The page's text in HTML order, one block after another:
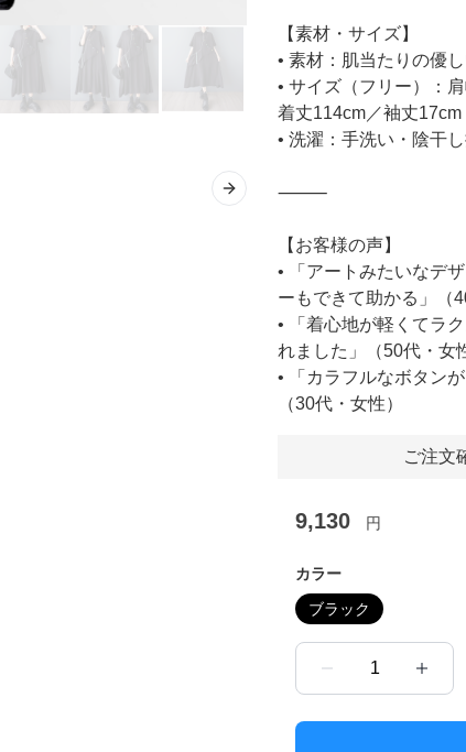
Next slide
【素材・サイズ】
• 素材：肌当たりの優
• サイズ（フリー）：
着丈114cm／袖丈17cm
• 洗濯：手洗い・陰干
⸻
【お客様の声】
• 「アートみたいなデ
ーもできて助かる」（
• 「着心地が軽くてラ
れました」（50代・女
• 「カラフルなボタン
（30代・女性）
ご注文
9,130 円
カラー
ブラック
1